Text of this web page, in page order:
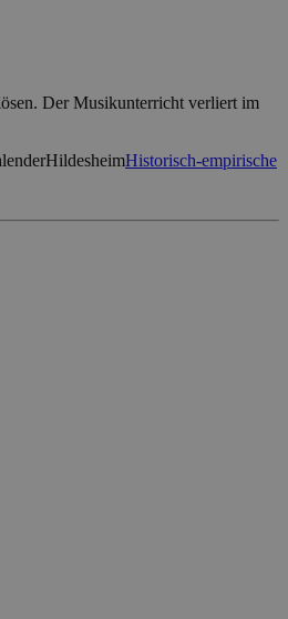
Der Musikunterricht verliert im
HildesheimHistorisch-empirische